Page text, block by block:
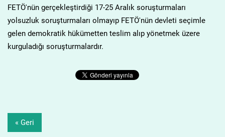
FETÖ'nün gerçekleştirdiği 17-25 Aralık soruşturmaları
yolsuzluk soruşturmaları olmayıp FETÖ'nün devleti seçimle
gelen demokratik hükümetten teslim alıp yönetmek üzere
kurguladığı soruşturmalardır.
« Geri